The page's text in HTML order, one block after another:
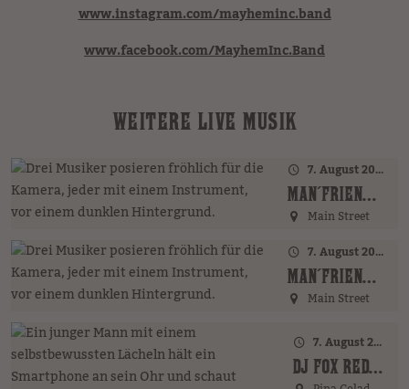
www.instagram.com/mayheminc.band
www.facebook.com/MayhemInc.Band
WEITERE LIVE MUSIK
7. August 2026 · 17:00 Uhr – 18:00 Uhr
MAN´FRIENDS ACOUSTIC BAND (GER)
Main Street
7. August 2026 · 20:00 Uhr
MAN´FRIENDS ACOUSTIC BAND (GER)
Main Street
7. August 2026 · 21:00 Uhr
DJ FOX REDFIELD (GER)